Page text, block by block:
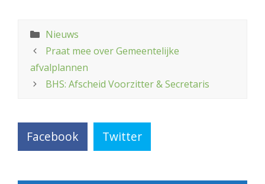
Categorieën
Nieuws
Praat mee over Gemeentelijke
afvalplannen
BHS: Afscheid Voorzitter & Secretaris
Facebook Twitter